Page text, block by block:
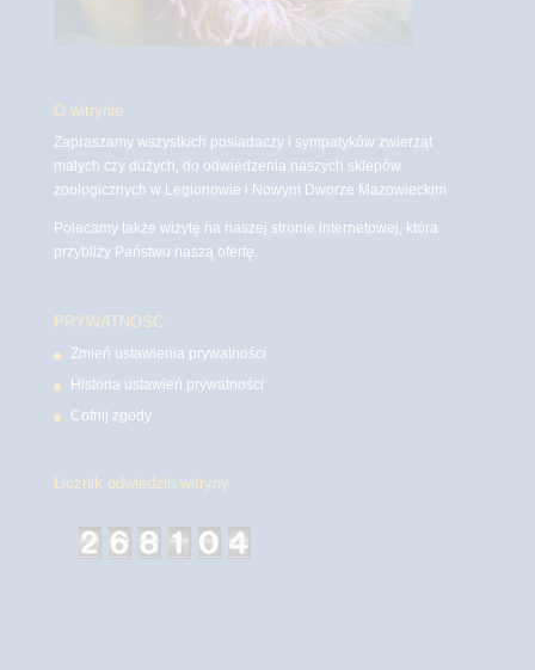
O witrynie
Zapraszamy wszystkich posiadaczy i sympatyków zwierząt
małych czy dużych, do odwiedzenia naszych sklepów
zoologicznych w Legionowie i Nowym Dworze Mazowieckim
Polecamy także wizytę na naszej stronie internetowej, która
przybliży Państwu naszą ofertę.
PRYWATNOŚĆ
Zmień ustawienia prywatności
Historia ustawień prywatności
Cofnij zgody
Licznik odwiedzin witryny